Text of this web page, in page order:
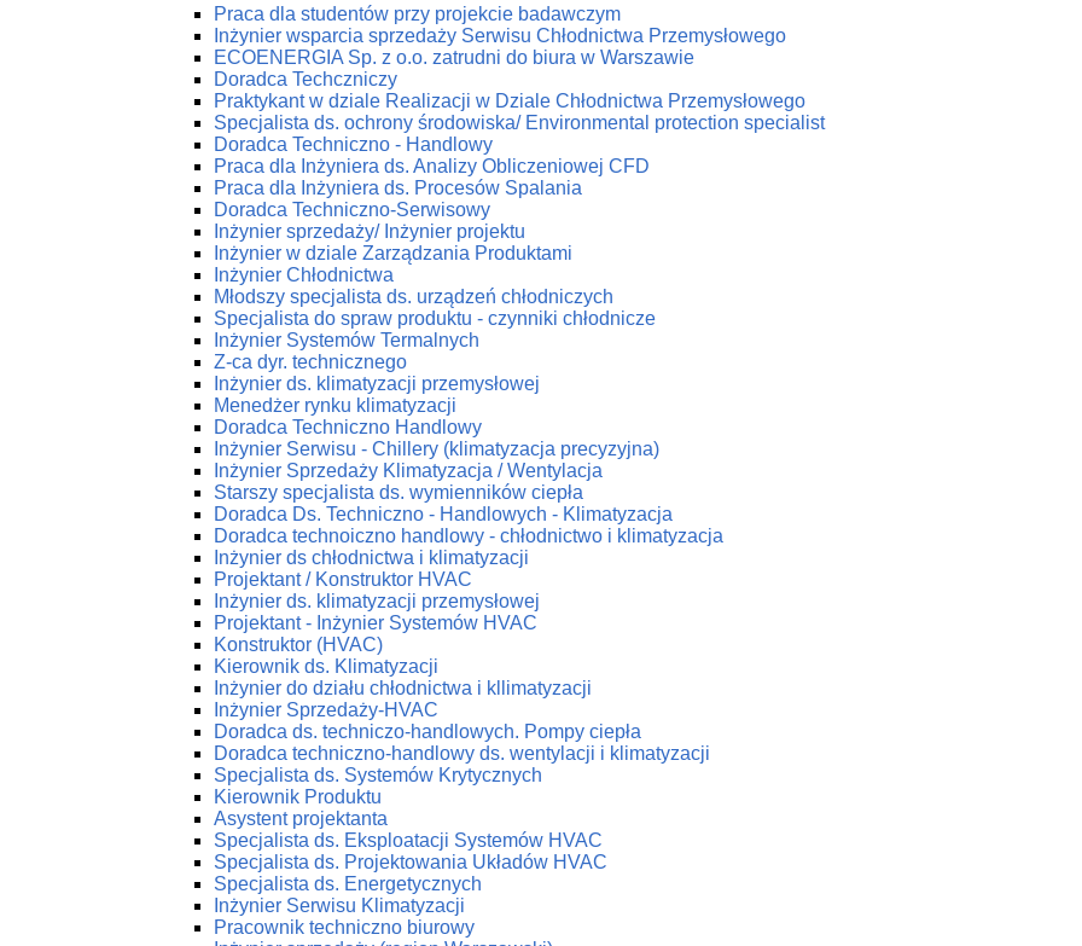
Praca dla studentów przy projekcie badawczym
Inżynier wsparcia sprzedaży Serwisu Chłodnictwa Przemysłowego
ECOENERGIA Sp. z o.o. zatrudni do biura w Warszawie
Doradca Techczniczy
Praktykant w dziale Realizacji w Dziale Chłodnictwa Przemysłowego
Specjalista ds. ochrony środowiska/ Environmental protection specialist
Doradca Techniczno - Handlowy
Praca dla Inżyniera ds. Analizy Obliczeniowej CFD
Praca dla Inżyniera ds. Procesów Spalania
Doradca Techniczno-Serwisowy
Inżynier sprzedaży/ Inżynier projektu
Inżynier w dziale Zarządzania Produktami
Inżynier Chłodnictwa
Młodszy specjalista ds. urządzeń chłodniczych
Specjalista do spraw produktu - czynniki chłodnicze
Inżynier Systemów Termalnych
Z-ca dyr. technicznego
Inżynier ds. klimatyzacji przemysłowej
Menedżer rynku klimatyzacji
Doradca Techniczno Handlowy
Inżynier Serwisu - Chillery (klimatyzacja precyzyjna)
Inżynier Sprzedaży Klimatyzacja / Wentylacja
Starszy specjalista ds. wymienników ciepła
Doradca Ds. Techniczno - Handlowych - Klimatyzacja
Doradca technoiczno handlowy - chłodnictwo i klimatyzacja
Inżynier ds chłodnictwa i klimatyzacji
Projektant / Konstruktor HVAC
Inżynier ds. klimatyzacji przemysłowej
Projektant - Inżynier Systemów HVAC
Konstruktor (HVAC)
Kierownik ds. Klimatyzacji
Inżynier do działu chłodnictwa i kllimatyzacji
Inżynier Sprzedaży-HVAC
Doradca ds. techniczo-handlowych. Pompy ciepła
Doradca techniczno-handlowy ds. wentylacji i klimatyzacji
Specjalista ds. Systemów Krytycznych
Kierownik Produktu
Asystent projektanta
Specjalista ds. Eksploatacji Systemów HVAC
Specjalista ds. Projektowania Układów HVAC
Specjalista ds. Energetycznych
Inżynier Serwisu Klimatyzacji
Pracownik techniczno biurowy